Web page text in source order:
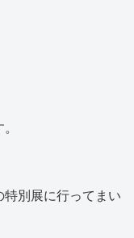
別展に行ってまい